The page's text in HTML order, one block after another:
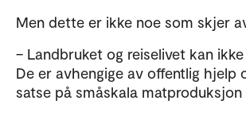
Men dette er ikke noe som skjer
– Landbruket og reiselivet kan
De er avhengige av offentlig hjelp
satse på småskala